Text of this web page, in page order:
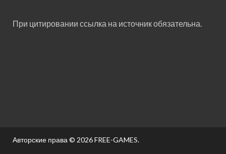
При цитировании ссылка на источник обязательна.
Авторские права © 2026FREE-GAMES.